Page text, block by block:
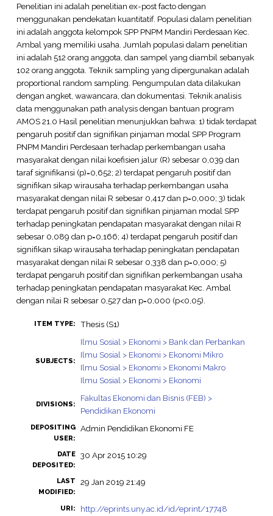
Penelitian ini adalah penelitian ex-post facto dengan
menggunakan pendekatan kuantitatif. Populasi dalam penelitian
ini adalah anggota kelompok SPP PNPM Mandiri Perdesaan Kec.
Ambal yang memiliki usaha. Jumlah populasi dalam penelitian
ini adalah 512 orang anggota, dan sampel yang diambil sebanyak
102 orang anggota. Teknik sampling yang dipergunakan adalah
proportional random sampling. Pengumpulan data dilakukan
dengan angket, wawancara, dan dokumentasi. Teknik analisis
data menggunakan path analysis dengan bantuan program
AMOS 21.0 Hasil penelitian menunjukkan bahwa: 1) tidak terdapat
pengaruh positif dan signifikan pinjaman modal SPP Program
PNPM Mandiri Perdesaan terhadap perkembangan usaha
masyarakat dengan nilai koefisien jalur (R) sebesar 0,039 dan
taraf signifikansi (p)=0,652; 2) terdapat pengaruh positif dan
signifikan sikap wirausaha terhadap perkembangan usaha
masyarakat dengan nilai R sebesar 0,417 dan p=0,000; 3) tidak
terdapat pengaruh positif dan signifikan pinjaman modal SPP
terhadap peningkatan pendapatan masyarakat dengan nilai R
sebesar 0,089 dan p=0,166; 4) terdapat pengaruh positif dan
signifikan sikap wirausaha terhadap peningkatan pendapatan
masyarakat dengan nilai R sebesar 0,338 dan p=0,000; 5)
terdapat pengaruh positif dan signifikan perkembangan usaha
terhadap peningkatan pendapatan masyarakat Kec. Ambal
dengan nilai R sebesar 0,527 dan p=0,000 (p<0,05).
ITEM TYPE: Thesis (S1)
SUBJECTS:
Ilmu Sosial > Ekonomi > Bank dan Perbankan
Ilmu Sosial > Ekonomi > Ekonomi Mikro
Ilmu Sosial > Ekonomi > Ekonomi Makro
Ilmu Sosial > Ekonomi > Ekonomi
DIVISIONS:
Fakultas Ekonomi dan Bisnis (FEB) >
Pendidikan Ekonomi
DEPOSITING
USER:
Admin Pendidikan Ekonomi FE
DATE
DEPOSITED:
30 Apr 2015 10:29
LAST
MODIFIED:
29 Jan 2019 21:49
URI: http://eprints.uny.ac.id/id/eprint/17748